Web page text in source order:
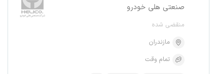
صنعتی هلی خودرو
منقضی شده
مازندران
تمام وقت